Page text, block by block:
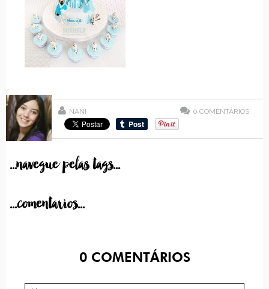
NANI 0 COMENTÁRIOS
...navegue pelas tags...
...comentarios...
0COMENTÁRIOS